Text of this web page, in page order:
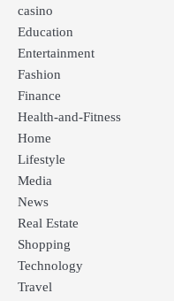
casino
Education
Entertainment
Fashion
Finance
Health-and-Fitness
Home
Lifestyle
Media
News
Real Estate
Shopping
Technology
Travel